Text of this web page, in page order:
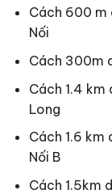
Cách 600 m
Nối
Cách 300m
Cách 1.4 km
Long
Cách 1.6 km
Nối B
Cách 1.5km